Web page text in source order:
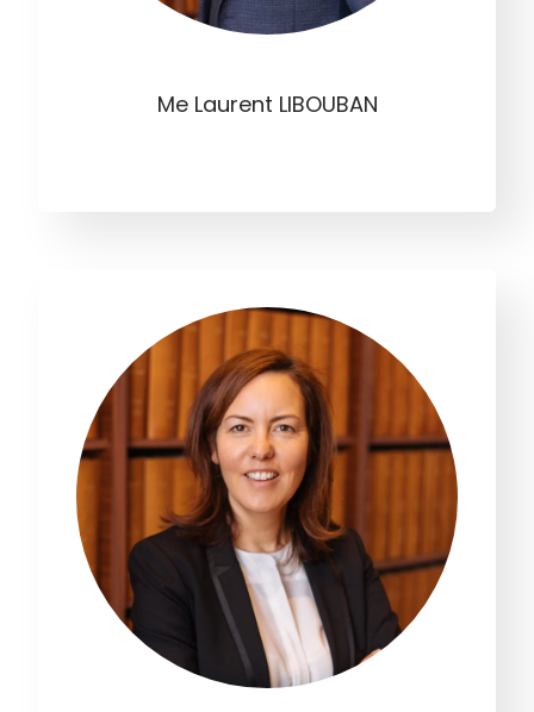
Me Laurent LIBOUBAN